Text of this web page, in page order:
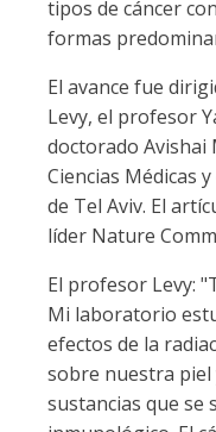
tipos de cáncer
formas
El avance fue
Levy, el profesor
doctorado Avishai
Ciencias Médicas
de Tel Aviv. El
líder Nature
El profesor Levy:
Mi laboratorio
efectos de la
sobre nuestra
sustancias que se